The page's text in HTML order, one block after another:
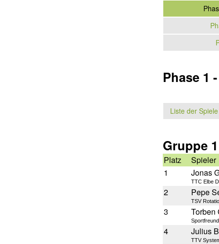
Phase 1
Liste der Spiele
Gruppe 1
Platz
Spieler
1
Jonas
TTC Elbe
2 Pepe
TSV
3 Torben
4 Julius
TTV